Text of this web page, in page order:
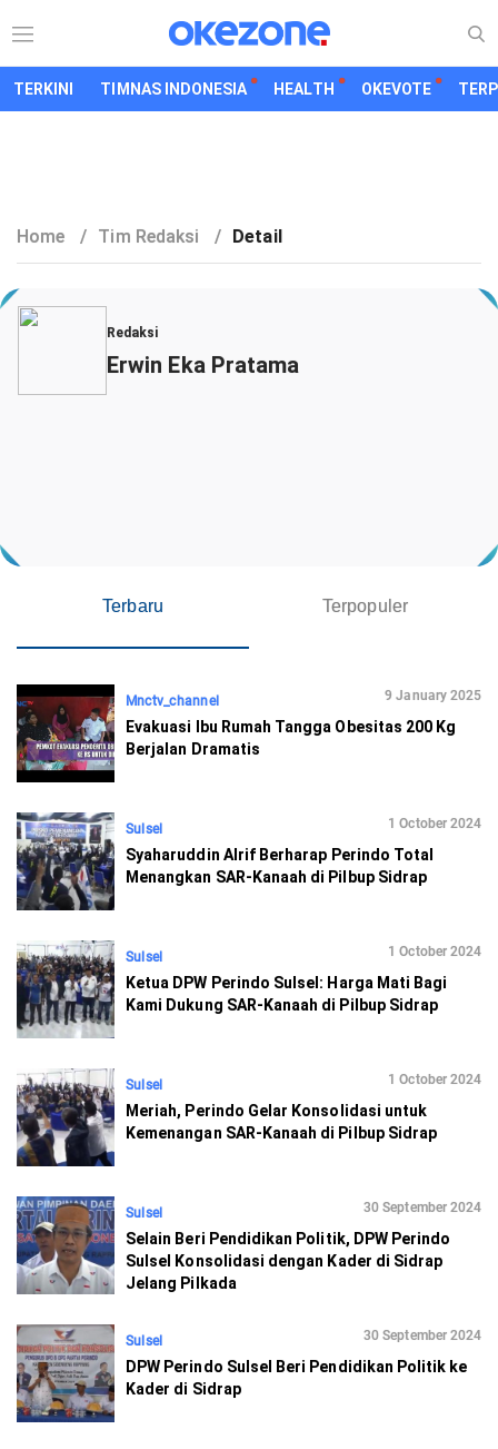
TERKINI TIMNAS INDONESIA HEALTH OKEVOTE
Home / Tim Redaksi / Detail
Redaksi
Erwin Eka Pratama
Terbaru Terpopuler
Mnctv_channel 9 January 2025
Evakuasi Ibu Rumah Tangga Obesitas 200 Kg
Berjalan Dramatis
Sulsel 1 October 2024
Syaharuddin Alrif Berharap Perindo Total
Menangkan SAR-Kanaah di Pilbup Sidrap
Sulsel 1 October 2024
Ketua DPW Perindo Sulsel: Harga Mati Bagi
Kami Dukung SAR-Kanaah di Pilbup Sidrap
Sulsel 1 October 2024
Meriah, Perindo Gelar Konsolidasi untuk
Kemenangan SAR-Kanaah di Pilbup Sidrap
Sulsel 30 September 2024
Selain Beri Pendidikan Politik, DPW Perindo
Sulsel Konsolidasi dengan Kader di Sidrap
Jelang Pilkada
Sulsel 30 September 2024
DPW Perindo Sulsel Beri Pendidikan Politik ke
Kader di Sidrap